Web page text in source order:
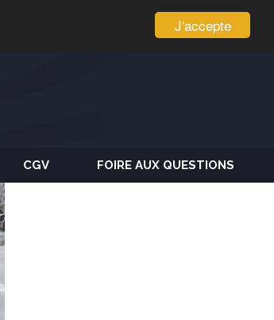
J'accepte
CGV FOIRE AUX QUESTIONS